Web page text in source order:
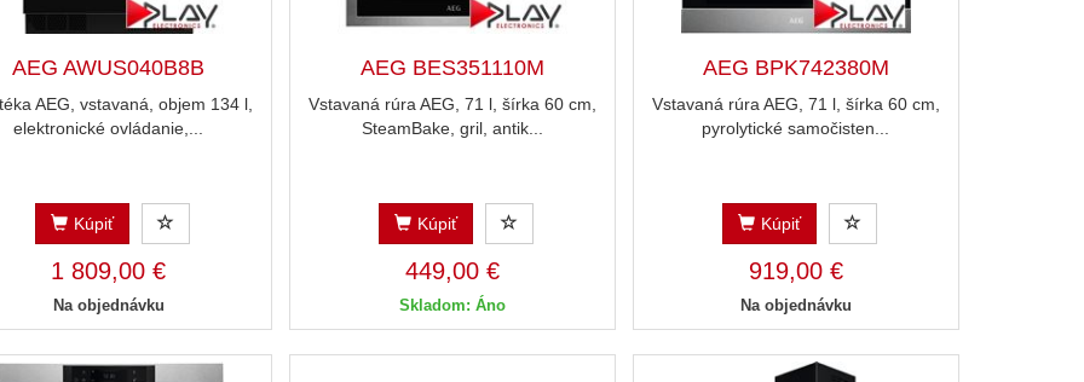
AEG AWUS040B8B
AEG, vstavaná, objem 134 l,
elektronické ovládanie,...
Kúpiť
1 809,00 €
Na objednávku
AEG BES351110M
Vstavaná rúra AEG, 71 l, šírka 60 cm,
SteamBake, gril, antik...
Kúpiť
449,00 €
Skladom: Áno
AEG BPK742380M
Vstavaná rúra AEG, 71 l, šírka 60 cm,
pyrolytické samočisten...
Kúpiť
919,00 €
Na objednávku